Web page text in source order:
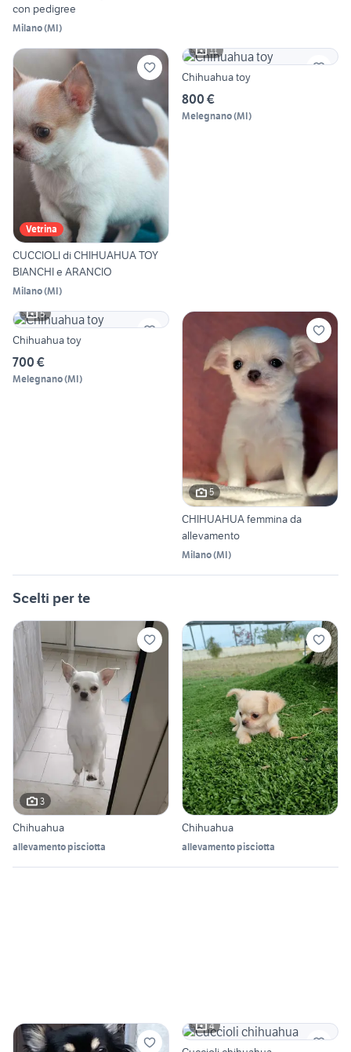
con pedigree
Milano(MI)
Vetrina
CUCCIOLI di CHIHUAHUA TOY
BIANCHI e ARANCIO
Milano(MI)
11
Chihuahua toy
800 €
Melegnano(MI)
5
Chihuahua toy
700 €
Melegnano(MI)
5
CHIHUAHUA femmina da
allevamento
Milano(MI)
Scelti per te
3
Chihuahua
allevamento pisciotta
Chihuahua
allevamento pisciotta
4